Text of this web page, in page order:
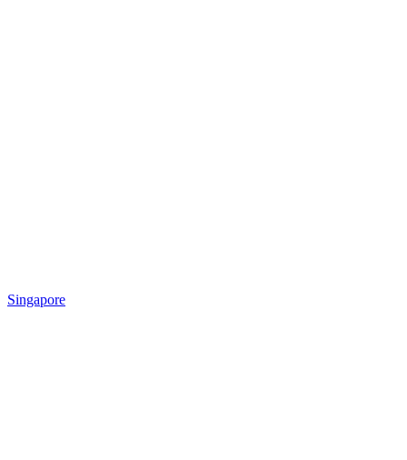
Singapore